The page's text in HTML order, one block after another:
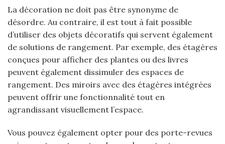
La décoration ne doit pas être synonyme de
désordre. Au contraire, il est tout à fait possible
d’utiliser des objets décoratifs qui servent également
de solutions de rangement. Par exemple, des étagères
conçues pour afficher des plantes ou des livres
peuvent également dissimuler des espaces de
rangement. Des miroirs avec des étagères intégrées
peuvent offrir une fonctionnalité tout en
agrandissant visuellement l’espace.
Vous pouvez également opter pour des porte-revues